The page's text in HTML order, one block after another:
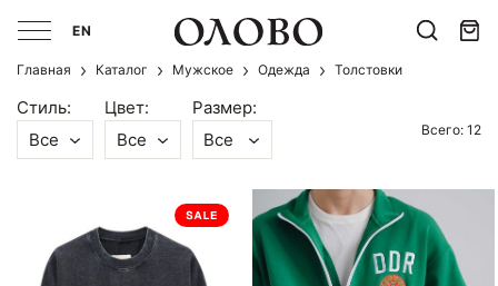
EN
Главная Каталог Мужcкое Одежда Толстовки
Стиль:
Все
Цвет:
Все
Размер:
Все
Всего: 12